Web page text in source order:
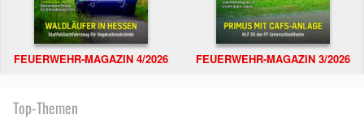
FEUERWEHR-MAGAZIN 4/2026 FEUERWEHR-MAGAZIN 3/2026
Top-Themen